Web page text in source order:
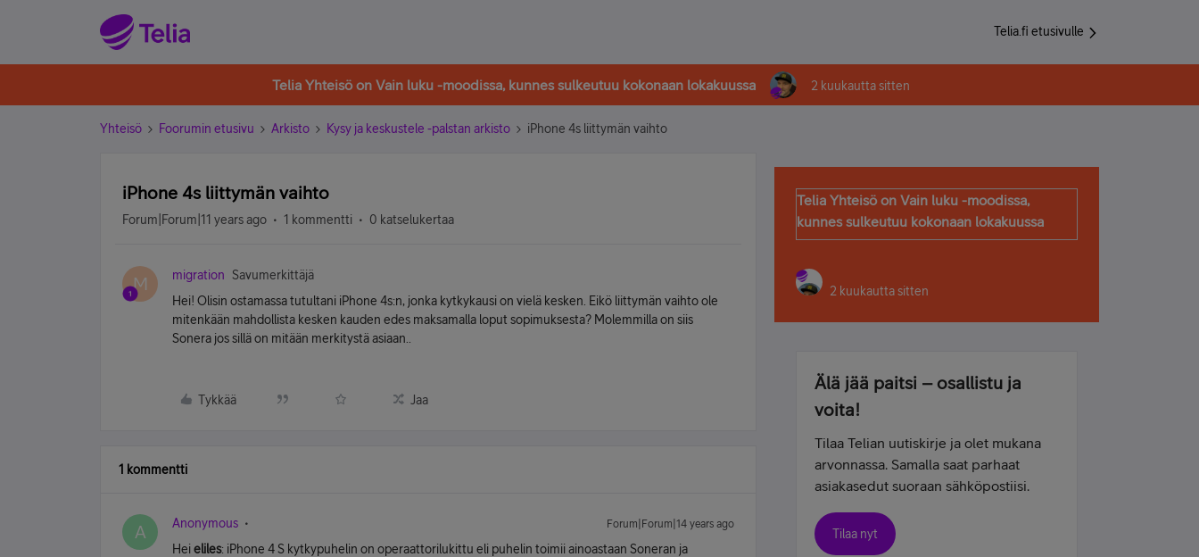
Telia.fi etusivulle
Telia Yhteisö on Vain luku -moodissa, kunnes sulkeutuu kokonaan lokakuussa 2 kuukautta sitten
Yhteisö Foorumin etusivu Arkisto Kysy ja keskustele -palstan arkisto iPhone 4s liittymän vaihto
iPhone 4s liittymän vaihto
Forum|Forum|11 years ago 1 kommentti 0 katselukertaa
M migration
Savumerkittäjä
Hei! Olisin ostamassa tutultani iPhone 4s:n, jonka kytkykausi on vielä kesken. Eikö liittymän vaihto ole
mitenkään mahdollista kesken kauden edes maksamalla loput sopimuksesta? Molemmilla on siis
Sonera jos sillä on mitään merkitystä asiaan..
Tykkää Jaa
1 kommentti
A Anonymous Forum|Forum|14 years ago
Heieliles: iPhone 4 S kytkypuhelin on operaattorilukittu eli puhelin toimii ainoastaan Soneran ja
Telia Yhteisö on Vain luku -moodissa,
kunnes sulkeutuu kokonaan lokakuussa
2 kuukautta sitten
Älä jää paitsi – osallistu ja
voita!
Tilaa Telian uutiskirje ja olet mukana
arvonnassa. Samalla saat parhaat
asiakasedut suoraan sähköpostiisi.
Tilaa nyt